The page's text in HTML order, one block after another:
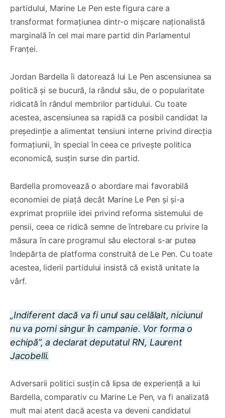
partidului, Marine Le Pen este figura care a
transformat formațiunea dintr-o mișcare naționalistă
marginală în cel mai mare partid din Parlamentul
Franței.
Jordan Bardella îi datorează lui Le Pen ascensiunea sa
politică și se bucură, la rândul său, de o popularitate
ridicată în rândul membrilor partidului. Cu toate
acestea, ascensiunea sa rapidă ca posibil candidat la
președinție a alimentat tensiuni interne privind direcția
formațiunii, în special în ceea ce privește politica
economică, susțin surse din partid.
Bardella promovează o abordare mai favorabilă
economiei de piață decât Marine Le Pen și și-a
exprimat propriile idei privind reforma sistemului de
pensii, ceea ce ridică semne de întrebare cu privire la
măsura în care programul său electoral s-ar putea
îndepărta de platforma construită de Le Pen. Cu toate
acestea, liderii partidului insistă că există unitate la
vârf.
„Indiferent dacă va fi unul sau celălalt, niciunul
nu va porni singur în campanie. Vor forma o
echipă”, a declarat deputatul RN, Laurent
Jacobelli.
Adversarii politici susțin că lipsa de experiență a lui
Bardella, comparativ cu Marine Le Pen, va fi analizată
mult mai atent dacă acesta va deveni candidatul